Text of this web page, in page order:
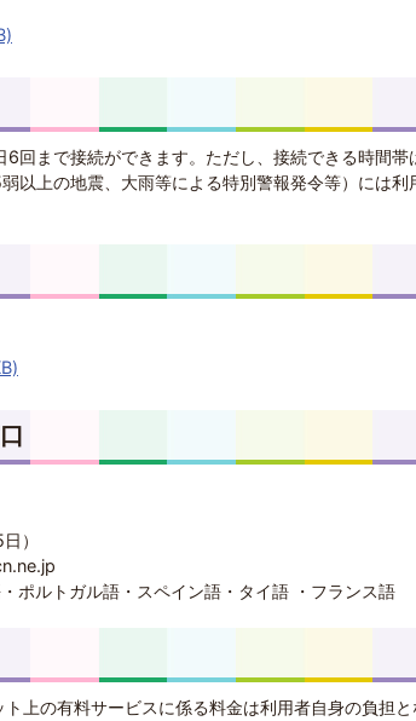
回まで接続ができます。ただし、接続できる時間帯
以上の地震、大雨等による特別警報発令等）には利
）
ポルトガル語・スペイン語・タイ語 ・フランス語
上の有料サービスに係る料金は利用者自身の負担と